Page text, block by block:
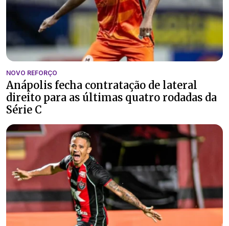
NOVO REFORÇO
Anápolis fecha contratação de lateral
direito para as últimas quatro rodadas da
Série C